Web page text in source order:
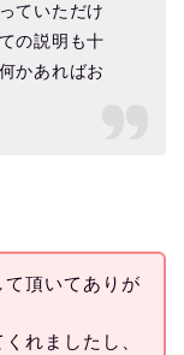
ていただけ
の説明も十
かあればお
頂いてありが
れましたし、